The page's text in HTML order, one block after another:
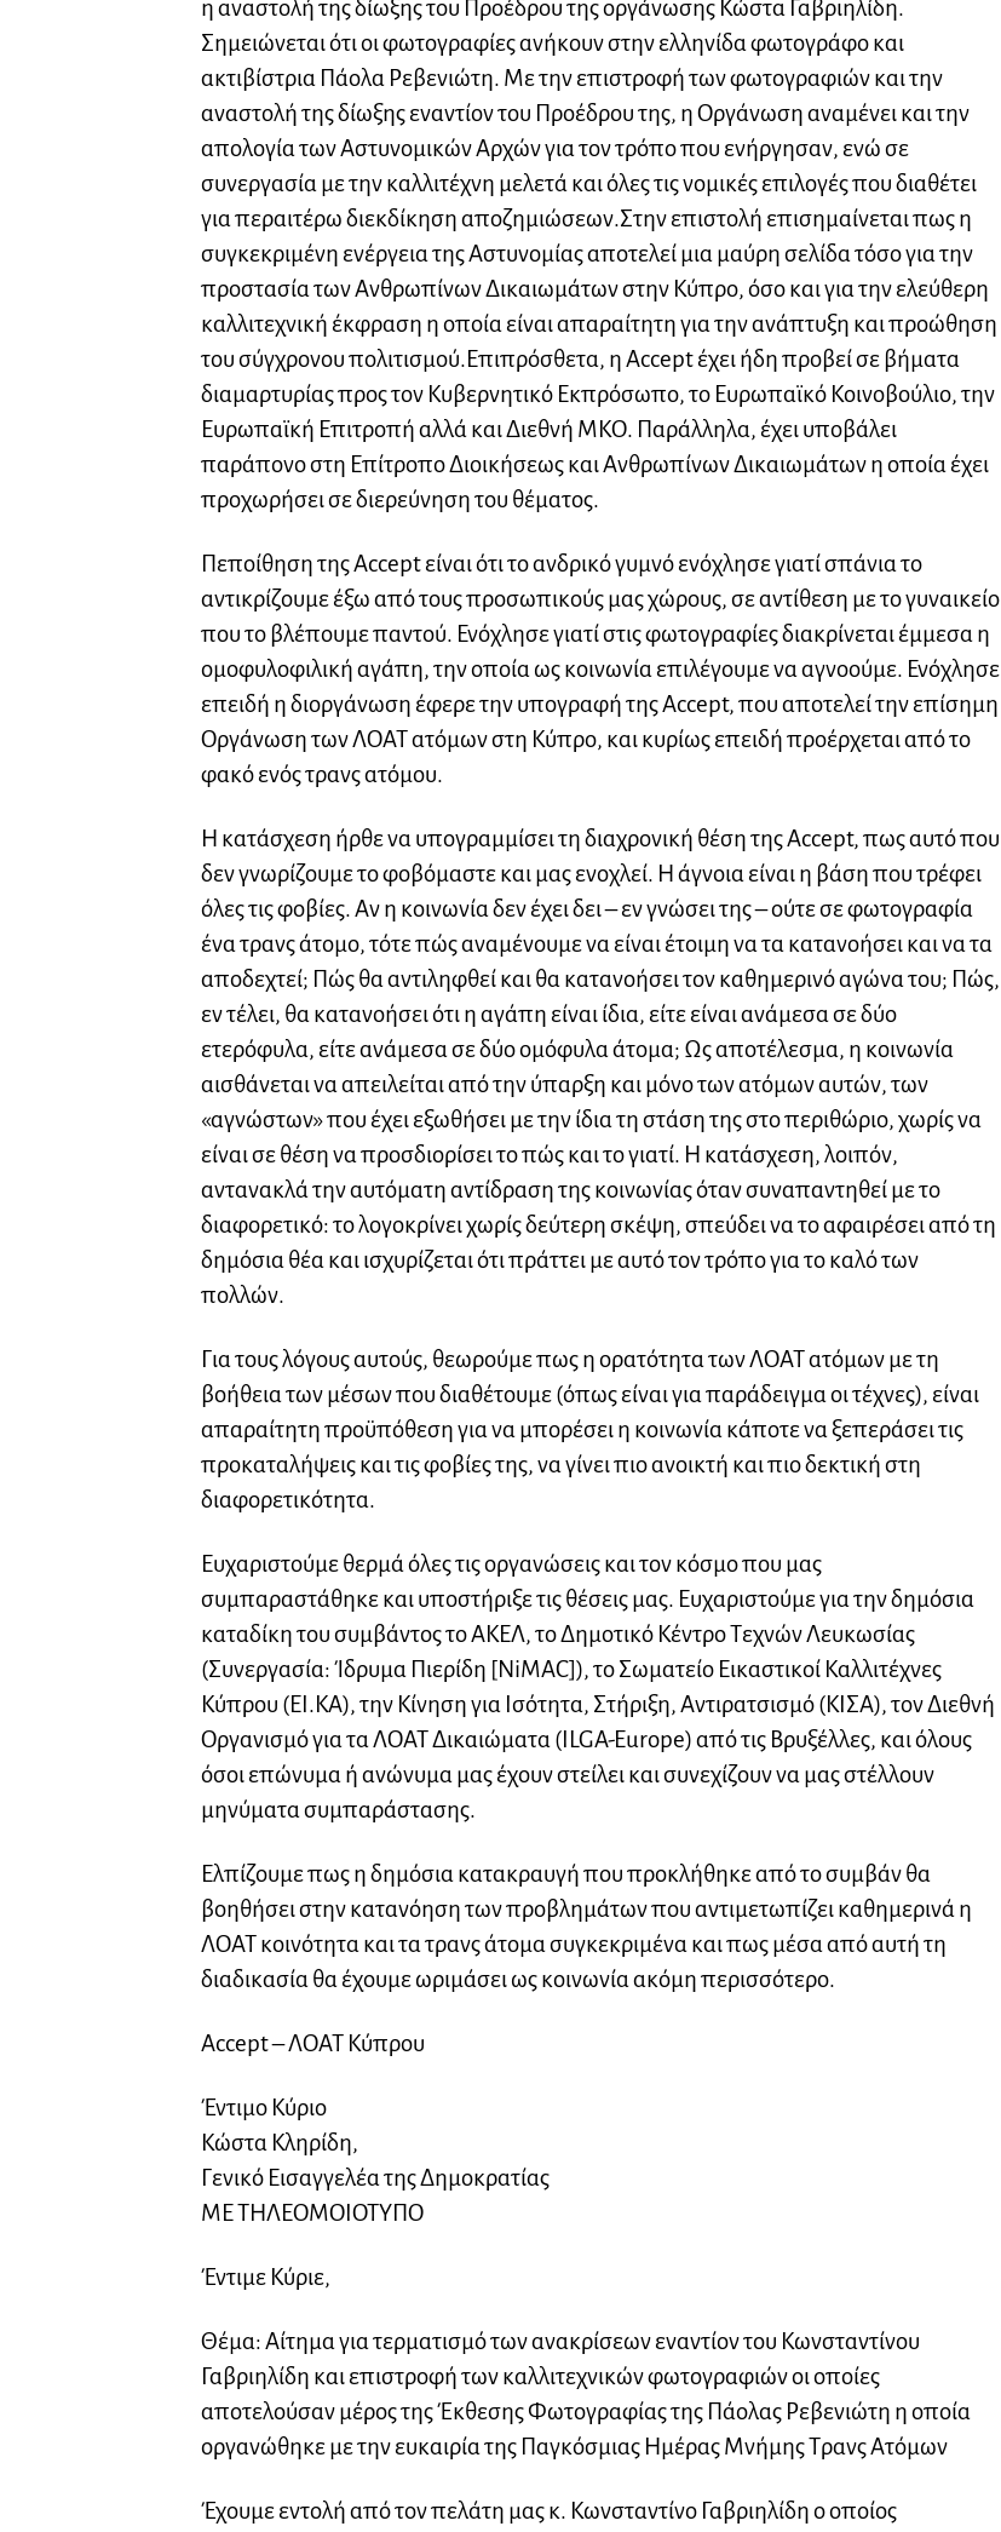
η αναστολή της δίωξης του Προέδρου της οργάνωσης Κώστα Γαβριηλίδη.
Σημειώνεται ότι οι φωτογραφίες ανήκουν στην ελληνίδα φωτογράφο και
ακτιβίστρια Πάολα Ρεβενιώτη. Με την επιστροφή των φωτογραφιών και την
αναστολή της δίωξης εναντίον του Προέδρου της, η Οργάνωση αναμένει και την
απολογία των Αστυνομικών Αρχών για τον τρόπο που ενήργησαν, ενώ σε
συνεργασία με την καλλιτέχνη μελετά και όλες τις νομικές επιλογές που διαθέτει
για περαιτέρω διεκδίκηση αποζημιώσεων.Στην επιστολή επισημαίνεται πως η
συγκεκριμένη ενέργεια της Αστυνομίας αποτελεί μια μαύρη σελίδα τόσο για την
προστασία των Ανθρωπίνων Δικαιωμάτων στην Κύπρο, όσο και για την ελεύθερη
καλλιτεχνική έκφραση η οποία είναι απαραίτητη για την ανάπτυξη και προώθηση
του σύγχρονου πολιτισμού.Επιπρόσθετα, η Accept έχει ήδη προβεί σε βήματα
διαμαρτυρίας προς τον Κυβερνητικό Εκπρόσωπο, το Ευρωπαϊκό Κοινοβούλιο, την
Ευρωπαϊκή Επιτροπή αλλά και Διεθνή ΜΚΟ. Παράλληλα, έχει υποβάλει
παράπονο στη Επίτροπο Διοικήσεως και Ανθρωπίνων Δικαιωμάτων η οποία έχει
προχωρήσει σε διερεύνηση του θέματος.
Πεποίθηση της Accept είναι ότι το ανδρικό γυμνό ενόχλησε γιατί σπάνια το
αντικρίζουμε έξω από τους προσωπικούς μας χώρους, σε αντίθεση με το γυναικείο
που το βλέπουμε παντού. Ενόχλησε γιατί στις φωτογραφίες διακρίνεται έμμεσα η
ομοφυλοφιλική αγάπη, την οποία ως κοινωνία επιλέγουμε να αγνοούμε. Ενόχλησε
επειδή η διοργάνωση έφερε την υπογραφή της Accept, που αποτελεί την επίσημη
Οργάνωση των ΛΟΑΤ ατόμων στη Κύπρο, και κυρίως επειδή προέρχεται από το
φακό ενός τρανς ατόμου.
Η κατάσχεση ήρθε να υπογραμμίσει τη διαχρονική θέση της Accept, πως αυτό που
δεν γνωρίζουμε το φοβόμαστε και μας ενοχλεί. Η άγνοια είναι η βάση που τρέφει
όλες τις φοβίες. Αν η κοινωνία δεν έχει δει – εν γνώσει της – ούτε σε φωτογραφία
ένα τρανς άτομο, τότε πώς αναμένουμε να είναι έτοιμη να τα κατανοήσει και να τα
αποδεχτεί; Πώς θα αντιληφθεί και θα κατανοήσει τον καθημερινό αγώνα του; Πώς,
εν τέλει, θα κατανοήσει ότι η αγάπη είναι ίδια, είτε είναι ανάμεσα σε δύο
ετερόφυλα, είτε ανάμεσα σε δύο ομόφυλα άτομα; Ως αποτέλεσμα, η κοινωνία
αισθάνεται να απειλείται από την ύπαρξη και μόνο των ατόμων αυτών, των
«αγνώστων» που έχει εξωθήσει με την ίδια τη στάση της στο περιθώριο, χωρίς να
είναι σε θέση να προσδιορίσει το πώς και το γιατί. Η κατάσχεση, λοιπόν,
αντανακλά την αυτόματη αντίδραση της κοινωνίας όταν συναπαντηθεί με το
διαφορετικό: το λογοκρίνει χωρίς δεύτερη σκέψη, σπεύδει να το αφαιρέσει από τη
δημόσια θέα και ισχυρίζεται ότι πράττει με αυτό τον τρόπο για το καλό των
πολλών.
Για τους λόγους αυτούς, θεωρούμε πως η ορατότητα των ΛΟΑΤ ατόμων με τη
βοήθεια των μέσων που διαθέτουμε (όπως είναι για παράδειγμα οι τέχνες), είναι
απαραίτητη προϋπόθεση για να μπορέσει η κοινωνία κάποτε να ξεπεράσει τις
προκαταλήψεις και τις φοβίες της, να γίνει πιο ανοικτή και πιο δεκτική στη
διαφορετικότητα.
Ευχαριστούμε θερμά όλες τις οργανώσεις και τον κόσμο που μας
συμπαραστάθηκε και υποστήριξε τις θέσεις μας. Ευχαριστούμε για την δημόσια
καταδίκη του συμβάντος το ΑΚΕΛ, το Δημοτικό Κέντρο Τεχνών Λευκωσίας
(Συνεργασία: Ίδρυμα Πιερίδη [NiMAC]), το Σωματείο Εικαστικοί Καλλιτέχνες
Κύπρου (ΕΙ.ΚΑ), την Κίνηση για Ισότητα, Στήριξη, Αντιρατσισμό (ΚΙΣΑ), τον Διεθνή
Οργανισμό για τα ΛΟΑΤ Δικαιώματα (ILGA-Europe) από τις Βρυξέλλες, και όλους
όσοι επώνυμα ή ανώνυμα μας έχουν στείλει και συνεχίζουν να μας στέλλουν
μηνύματα συμπαράστασης.
Ελπίζουμε πως η δημόσια κατακραυγή που προκλήθηκε από το συμβάν θα
βοηθήσει στην κατανόηση των προβλημάτων που αντιμετωπίζει καθημερινά η
ΛΟΑΤ κοινότητα και τα τρανς άτομα συγκεκριμένα και πως μέσα από αυτή τη
διαδικασία θα έχουμε ωριμάσει ως κοινωνία ακόμη περισσότερο.
Accept – ΛΟΑΤ Κύπρου
Έντιμο Κύριο
Κώστα Κληρίδη,
Γενικό Εισαγγελέα της Δημοκρατίας
ΜΕ ΤΗΛΕΟΜΟΙΟΤΥΠΟ
Έντιμε Κύριε,
Θέμα: Αίτημα για τερματισμό των ανακρίσεων εναντίον του Κωνσταντίνου
Γαβριηλίδη και επιστροφή των καλλιτεχνικών φωτογραφιών οι οποίες
αποτελούσαν μέρος της Έκθεσης Φωτογραφίας της Πάολας Ρεβενιώτη η οποία
οργανώθηκε με την ευκαιρία της Παγκόσμιας Ημέρας Μνήμης Τρανς Ατόμων
Έχουμε εντολή από τον πελάτη μας κ. Κωνσταντίνο Γαβριηλίδη ο οποίος